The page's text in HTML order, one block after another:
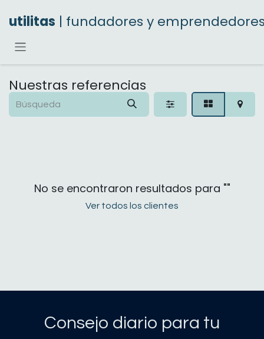
utilitas | fundadores y
Nuestras referencias
No se encontraron resultados para ""
Ver todos los clientes
Consejo diario para tu